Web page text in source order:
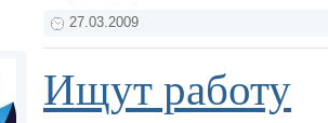
27.03.2009
Ищут работу